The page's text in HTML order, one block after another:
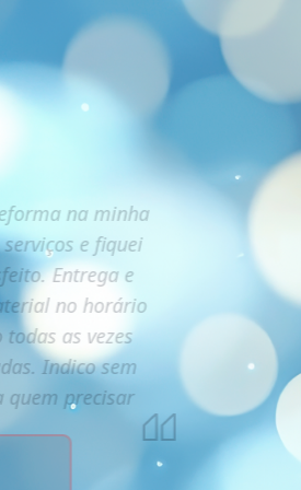
na minha
e fiquei
Entrega e
no horário
as vezes
Indico sem
quem precisar